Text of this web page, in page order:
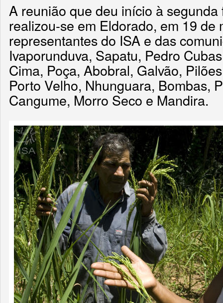
A reunião que deu início à
realizou-se em Eldorado, em 19 de
representantes do ISA e das
Ivaporunduva, Sapatu, Pedro
Cima, Poça, Abobral, Galvão,
Porto Velho, Nhunguara, Bombas,
Cangume, Morro Seco e Mandira.